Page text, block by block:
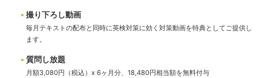
撮り下ろし動画
毎月テキストの配布と同時に英検対策に効く対策動画を特典としてご提供し
ます。
質問し放題
月額3,080円（税込）x 6ヶ月分、18,480円相当額を無料付与